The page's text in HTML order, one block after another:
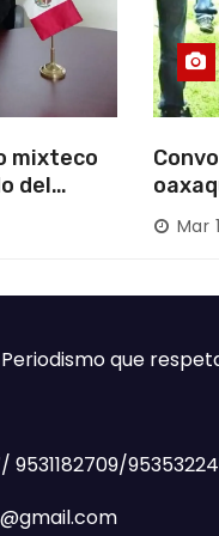
mixteco
del
Mar
que
9531182709/